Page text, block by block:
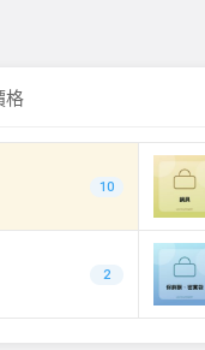
格
10
2